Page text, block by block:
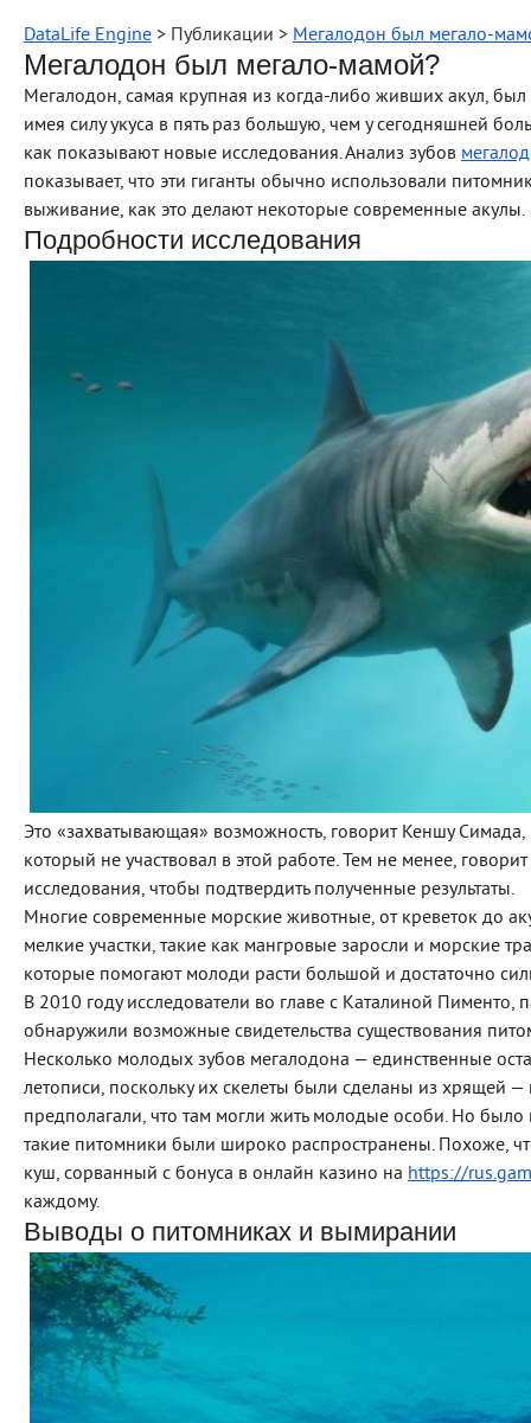
DataLife Engine > Публикации > Мегалодон был мегало-
Мегалодон был мегало-мамой?
Мегалодон, самая крупная из когда-либо живших акул,
имея силу укуса в пять раз большую, чем у сегодняшней
как показывают новые исследования. Анализ зубов
показывает, что эти гиганты обычно использовали
выживание, как это делают некоторые современные акулы.
Подробности исследования
Это «захватывающая» возможность, говорит Кеншу
который не участвовал в этой работе. Тем не менее,
исследования, чтобы подтвердить полученные результаты.
Многие современные морские животные, от креветок до
мелкие участки, такие как мангровые заросли и морские
которые помогают молоди расти большой и достаточно
В 2010 году исследователи во главе с Каталиной Пименто,
обнаружили возможные свидетельства существования
Несколько молодых зубов мегалодона — единственные
летописи, поскольку их скелеты были сделаны из хрящей
предполагали, что там могли жить молодые особи. Но
такие питомники были широко распространены. Похоже,
куш, сорванный с бонуса в онлайн казино на https://
каждому.
Выводы о питомниках и вымирании